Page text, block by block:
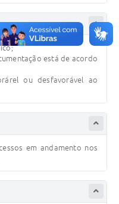
está de acordo
ou desfavorável ao
em andamento nos